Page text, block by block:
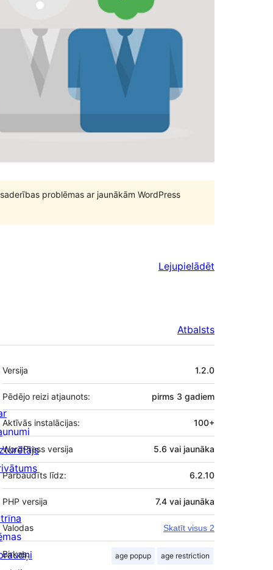
problēmas ar jaunākām WordPress
Lejupielādēt
Atbalsts
Meta
Versija 1.2.0
Pēdējo reizi atjaunots: pirms 3 gadiem
Aktīvās instalācijas: 100+
WordPress versija 5.6 vai jaunāka
Pārbaudīts līdz: 6.2.10
PHP versija 7.4 vai jaunāka
Valodas Skatīt visus 2
Birkas: age popup age restriction